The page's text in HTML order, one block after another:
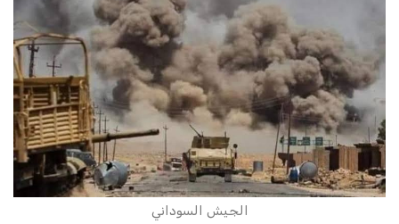
الجيش السوداني